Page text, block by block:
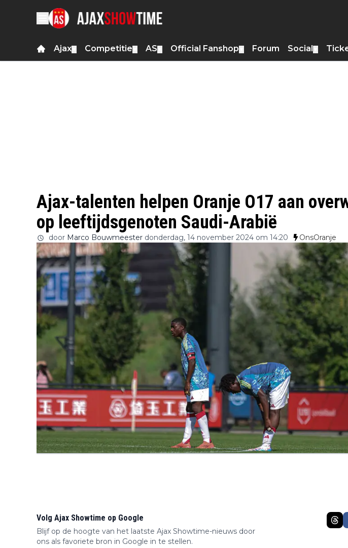
Ajax Competitie AS Official Fanshop Forum Social
Ajax-talenten helpen Oranje O17 aan
op leeftijdsgenoten Saudi-Arabië
door Marco Bouwmeester donderdag, 14 november 2024 om 14:20 OnsOranje
Volg Ajax Showtime op Google
Blijf op de hoogte van het laatste Ajax Showtime-nieuws door
ons als favoriete bron in Google in te stellen.